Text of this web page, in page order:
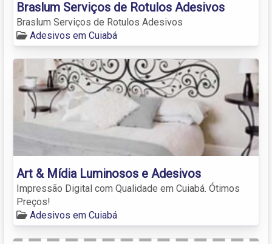
Braslum Serviços de Rotulos Adesivos
Braslum Serviços de Rotulos Adesivos
Adesivos em Cuiabá
Art & Mídia Luminosos e Adesivos
Impressão Digital com Qualidade em Cuiabá. Ótimos
Preços!
Adesivos em Cuiabá